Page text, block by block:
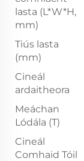
lasta (L*W*H,
mm)
Tiús lasta
(mm)
Cineál
ardaitheora
Meáchan
Lódála (T)
Cineál
Comhaid Tóil